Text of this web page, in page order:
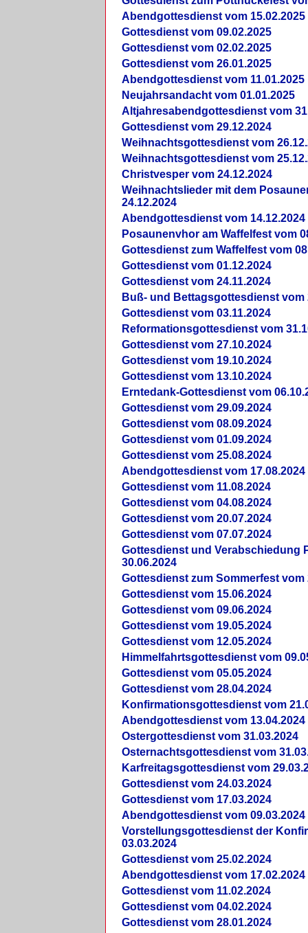
Abendgottesdienst vom 15.02.2025
Gottesdienst vom 09.02.2025
Gottesdienst vom 02.02.2025
Gottesdienst vom 26.01.2025
Abendgottesdienst vom 11.01.2025
Neujahrsandacht vom 01.01.2025
Altjahresabendgottesdienst vom
Gottesdienst vom 29.12.2024
Weihnachtsgottesdienst vom
Weihnachtsgottesdienst vom
Christvesper vom 24.12.2024
Weihnachtslieder mit dem
24.12.2024
Abendgottesdienst vom 14.12.2024
Posaunenvhor am Waffelfest vom
Gottesdienst zum Waffelfest vom
Gottesdienst vom 01.12.2024
Gottesdienst vom 24.11.2024
Buß- und Bettagsgottesdienst vom
Gottesdienst vom 03.11.2024
Reformationsgottesdienst vom
Gottesdienst vom 27.10.2024
Gottesdienst vom 19.10.2024
Gottesdienst vom 13.10.2024
Erntedank-Gottesdienst vom
Gottesdienst vom 29.09.2024
Gottesdienst vom 08.09.2024
Gottesdienst vom 01.09.2024
Gottesdienst vom 25.08.2024
Abendgottesdienst vom 17.08.2024
Gottesdienst vom 11.08.2024
Gottesdienst vom 04.08.2024
Gottesdienst vom 20.07.2024
Gottesdienst vom 07.07.2024
Gottesdienst und Verabschiedung
30.06.2024
Gottesdienst zum Sommerfest vom
Gottesdienst vom 15.06.2024
Gottesdienst vom 09.06.2024
Gottesdienst vom 19.05.2024
Gottesdienst vom 12.05.2024
Himmelfahrtsgottesdienst vom
Gottesdienst vom 05.05.2024
Gottesdienst vom 28.04.2024
Konfirmationsgottesdienst vom
Abendgottesdienst vom 13.04.2024
Ostergottesdienst vom 31.03.2024
Osternachtsgottesdienst vom
Karfreitagsgottesdienst vom
Gottesdienst vom 24.03.2024
Gottesdienst vom 17.03.2024
Abendgottesdienst vom 09.03.2024
Vorstellungsgottesdienst der
03.03.2024
Gottesdienst vom 25.02.2024
Abendgottesdienst vom 17.02.2024
Gottesdienst vom 11.02.2024
Gottesdienst vom 04.02.2024
Gottesdienst vom 28.01.2024